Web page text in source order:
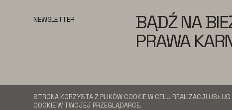
NEWSLETTER
BĄDŹ NA
PRAWA
STRONA KORZYSTA Z PLIKÓW COOKIE W CELU REALIZACJI USŁUG
COOKIE W TWOJEJ PRZEGLĄDARCE.